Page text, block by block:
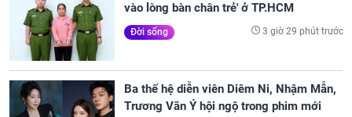
vào lòng bàn chân trẻ' ở TP.HCM
Đời sống 3 giờ 29 phút trước
Ba thế hệ diễn viên Diêm Ni, Nhậm Mẫn,
Trương Vãn Ý hội ngộ trong phim mới